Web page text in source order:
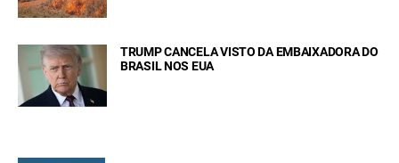
TRUMP CANCELA VISTO DA EMBAIXADORA DO
BRASIL NOS EUA